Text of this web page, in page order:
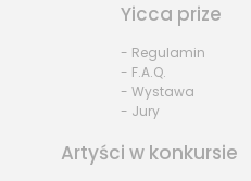
Yicca prize
- Regulamin
- F.A.Q.
- Wystawa
- Jury
Artyści w konkursie